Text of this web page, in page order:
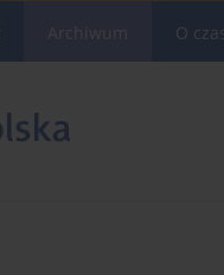
O